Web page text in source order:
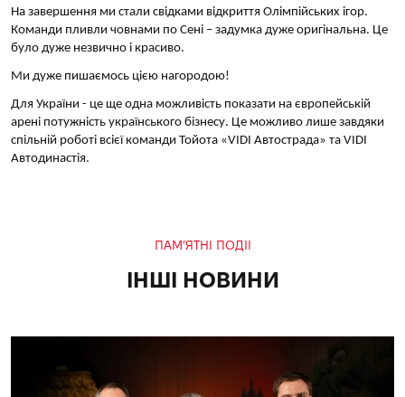
На завершення ми стали свідками відкриття Олімпійських ігор.
Команди пливли човнами по Сені – задумка дуже оригінальна. Це
було дуже незвично і красиво.
Ми дуже пишаємось цією нагородою!
Для України - це ще одна можливість показати на європейській
арені потужність українського бізнесу. Це можливо лише завдяки
спільній роботі всієї команди Тойота «VIDI Автострада» та VIDI
Автодинастія.
ПАМ’ЯТНІ ПОДІІ
ІНШІ НОВИНИ